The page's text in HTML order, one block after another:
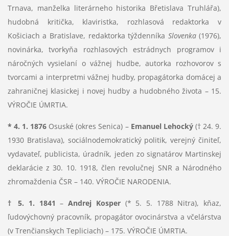
Trnava, manželka literárneho historika Břetislava Truhlářa),
hudobná kritička, klaviristka, rozhlasová redaktorka v
Košiciach a Bratislave, redaktorka týždenníka Slovenka(1976),
novinárka, tvorkyňa rozhlasových estrádnych programov i
náročných vysielaní o vážnej hudbe, autorka rozhovorov s
tvorcami a interpretmi vážnej hudby, propagátorka domácej a
zahraničnej klasickej i novej hudby a hudobného života – 15.
VÝROČIE ÚMRTIA.
* 4. 1. 1876 Osuské (okres Senica) – Emanuel Lehocký(† 24. 9.
1930 Bratislava), sociálnodemokratický politik, verejný činiteľ,
vydavateľ, publicista, úradník, jeden zo signatárov Martinskej
deklarácie z 30. 10. 1918, člen revolučnej SNR a Národného
zhromaždenia ČSR – 140. VÝROČIE NARODENIA.
† 5. 1. 1841 –Andrej Kosper(* 5. 5. 1788 Nitra), kňaz,
ľudovýchovný pracovník, propagátor ovocinárstva a včelárstva
(v Trenčianskych Tepliciach) – 175. VÝROČIE ÚMRTIA.